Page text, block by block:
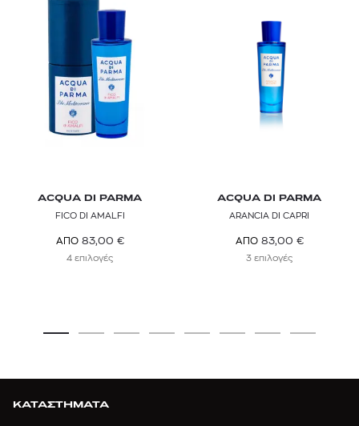
ACQUA DI PARMA
FICO DI AMALFI
ΑΠΟ 83,00 €
4 επιλογές
ACQUA DI PARMA
ARANCIA DI CAPRI
ΑΠΟ 83,00 €
3 επιλογές
ΚΑΤΑΣΤΗΜΑΤΑ